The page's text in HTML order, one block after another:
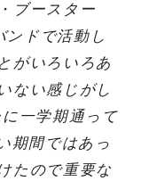
ブースター
ドで活動し
がいろいろあ
ない感じがし
一学期通って
期間ではあっ
たので重要な